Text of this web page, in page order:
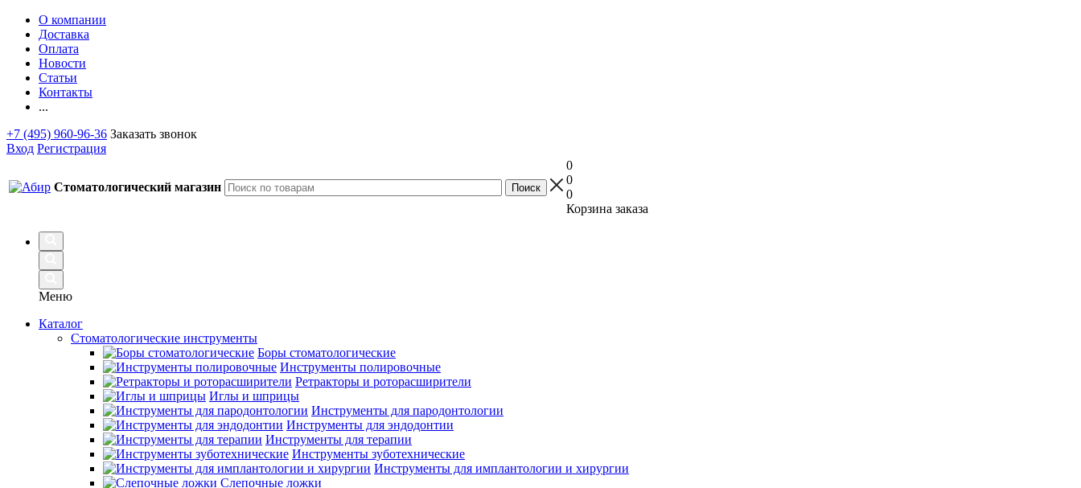
О компании
Доставка
Оплата
Новости
Статьи
Контакты
...
+7 (495) 960-96-36 Заказать звонок
Вход Регистрация
Стоматологический магазин
0
0
0
Корзина заказа
Меню
Каталог
Стоматологические инструменты
Боры стоматологические
Инструменты полировочные
Ретракторы и роторасширители
Иглы и шприцы
Инструменты для пародонтологии
Инструменты для эндодонтии
Инструменты для терапии
Инструменты зуботехнические
Инструменты для имплантологии и хирургии
Слепочные ложки